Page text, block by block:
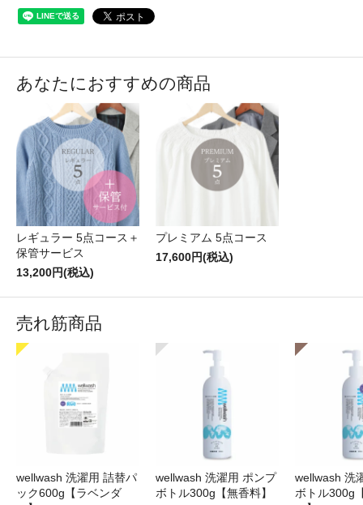
あなたにおすすめの商品
レギュラー 5点コース＋
保管サービス
13,200円(税込)
プレミアム 5点コース
17,600円(税込)
売れ筋商品
wellwash 洗濯用 詰替パ
ック600g【ラベンダ
wellwash 洗濯用 ポンプ
ボトル300g【無香料】
wellwash 洗
ボトル300g